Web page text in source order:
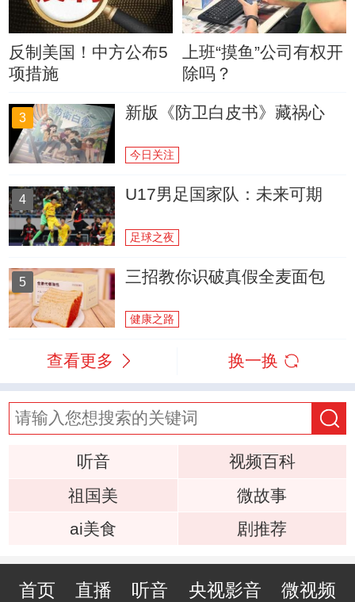
反制美国！中方公布5
项措施
上班“摸鱼”公司有权开
除吗？
3 新版《防卫白皮书》藏祸心
今日关注
4 U17男足国家队：未来可期
足球之夜
5 三招教你识破真假全麦面包
健康之路
查看更多 换一换
听音
视频百科
祖国美
微故事
ai美食
剧推荐
首页 直播 听音 央视影音 微视频